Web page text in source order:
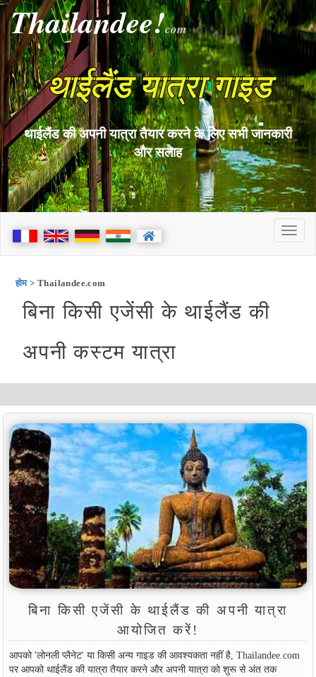
Thailandee!com
थाईलैंड यात्रा गाइड
थाईलैंड की अपनी यात्रा तैयार करने के लिए सभी जानकारी
और सलाह
होम> Thailandee.com
बिना किसी एजेंसी के थाईलैंड की
अपनी कस्टम यात्रा
बिना किसी एजेंसी के थाईलैंड की अपनी यात्रा
आयोजित करें!
आपको 'लोनली प्लैनेट' या किसी अन्य गाइड की आवश्यकता नहीं है, Thailandee.com
पर आपको थाईलैंड की यात्रा तैयार करने और अपनी यात्रा को शुरू से अंत तक